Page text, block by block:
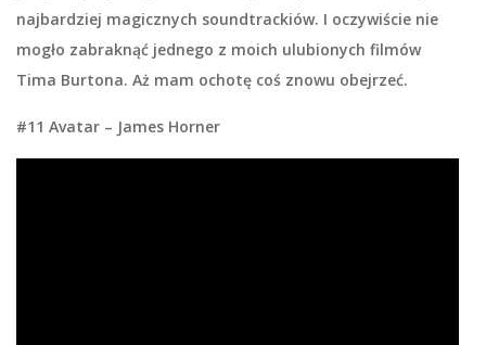
najbardziej magicznych soundtrackiów. I oczywiście nie
mogło zabraknąć jednego z moich ulubionych filmów
Tima Burtona. Aż mam ochotę coś znowu obejrzeć.
#11 Avatar – James Horner